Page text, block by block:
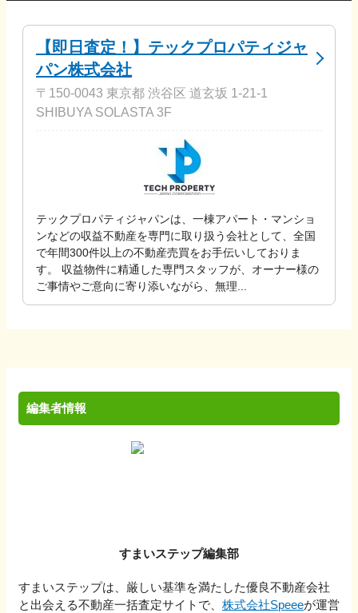
【即日査定！】テックプロパティジャ
パン株式会社
〒150-0043 東京都 渋谷区 道玄坂 1-21-1
SHIBUYA SOLASTA 3F
テックプロパティジャパンは、一棟アパート・マンショ
ンなどの収益不動産を専門に取り扱う会社として、全国
で年間300件以上の不動産売買をお手伝いしておりま
す。 収益物件に精通した専門スタッフが、オーナー様の
ご事情やご意向に寄り添いながら、無理...
編集者情報
すまいステップ編集部
すまいステップは、厳しい基準を満たした優良不動産会社
と出会える不動産一括査定サイトで、 株式会社Speeeが運営